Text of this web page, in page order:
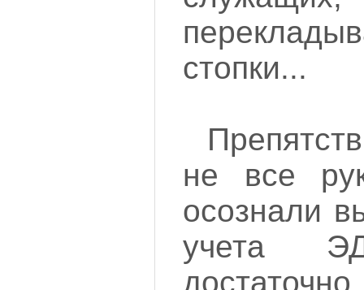
стопки...
не все
осознали
учета